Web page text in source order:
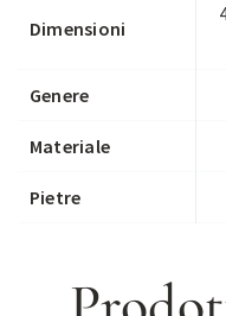
Dimensioni
Genere
Materiale
Pietre